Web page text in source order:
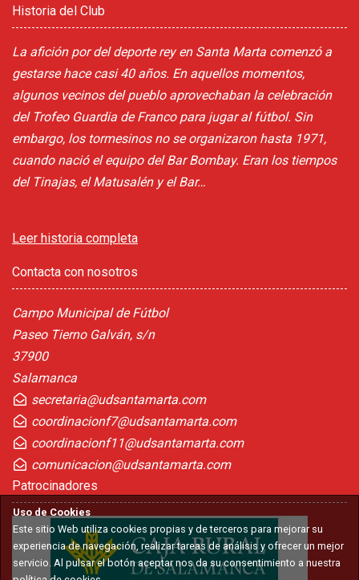
Historia del Club
La afición por del deporte rey en Santa Marta comenzó a
gestarse hace casi 40 años. En aquellos momentos,
algunos vecinos del pueblo aprovechaban la celebración
del Trofeo Guardia de Franco para jugar al fútbol. Sin
embargo, los tormesinos no se organizaron hasta 1971,
cuando nació el equipo del Bar Bombay. Eran los tiempos
del Tinajas, el Matusalén y el Bar…
Leer historia completa
Contacta con nosotros
Campo Municipal de Fútbol
Paseo Tierno Galván, s/n
37900
Salamanca
secretaria@udsantamarta.com
coordinacionf7@udsantamarta.com
coordinacionf11@udsantamarta.com
comunicacion@udsantamarta.com
Patrocinadores
Uso de Cookies
Este sitio Web utiliza cookies propias y de terceros para mejorar su
experiencia de navegación, realizar tareas de análisis y ofrecer un mejor
servicio. Al pulsar el botón aceptar nos da su consentimiento a nuestra